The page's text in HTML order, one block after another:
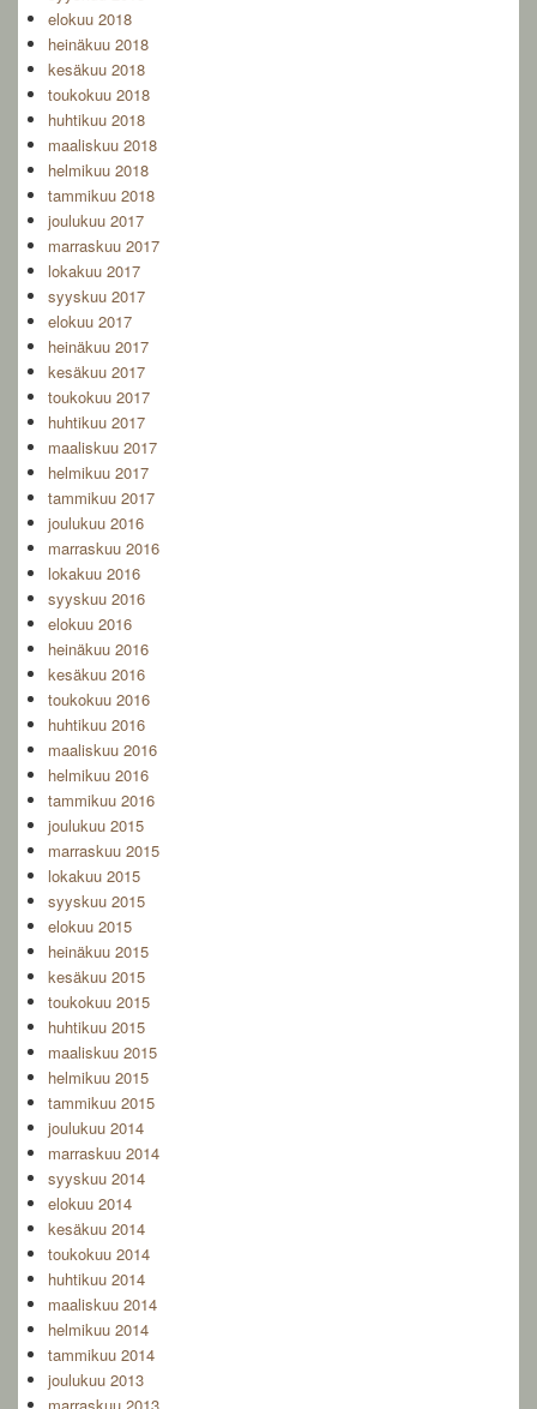
elokuu 2018
heinäkuu 2018
kesäkuu 2018
toukokuu 2018
huhtikuu 2018
maaliskuu 2018
helmikuu 2018
tammikuu 2018
joulukuu 2017
marraskuu 2017
lokakuu 2017
syyskuu 2017
elokuu 2017
heinäkuu 2017
kesäkuu 2017
toukokuu 2017
huhtikuu 2017
maaliskuu 2017
helmikuu 2017
tammikuu 2017
joulukuu 2016
marraskuu 2016
lokakuu 2016
syyskuu 2016
elokuu 2016
heinäkuu 2016
kesäkuu 2016
toukokuu 2016
huhtikuu 2016
maaliskuu 2016
helmikuu 2016
tammikuu 2016
joulukuu 2015
marraskuu 2015
lokakuu 2015
syyskuu 2015
elokuu 2015
heinäkuu 2015
kesäkuu 2015
toukokuu 2015
huhtikuu 2015
maaliskuu 2015
helmikuu 2015
tammikuu 2015
joulukuu 2014
marraskuu 2014
syyskuu 2014
elokuu 2014
kesäkuu 2014
toukokuu 2014
huhtikuu 2014
maaliskuu 2014
helmikuu 2014
tammikuu 2014
joulukuu 2013
marraskuu 2013